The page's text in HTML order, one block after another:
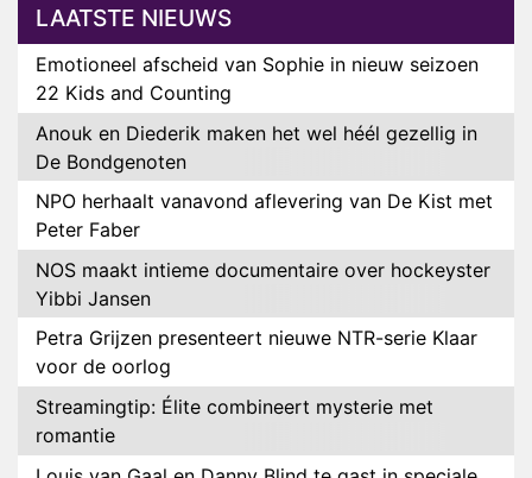
LAATSTE NIEUWS
Emotioneel afscheid van Sophie in nieuw seizoen
22 Kids and Counting
Anouk en Diederik maken het wel héél gezellig in
De Bondgenoten
NPO herhaalt vanavond aflevering van De Kist met
Peter Faber
NOS maakt intieme documentaire over hockeyster
Yibbi Jansen
Petra Grijzen presenteert nieuwe NTR-serie Klaar
voor de oorlog
Streamingtip: Élite combineert mysterie met
romantie